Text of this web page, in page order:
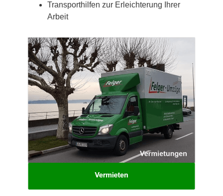
Transporthilfen zur Erleichterung Ihrer
Arbeit